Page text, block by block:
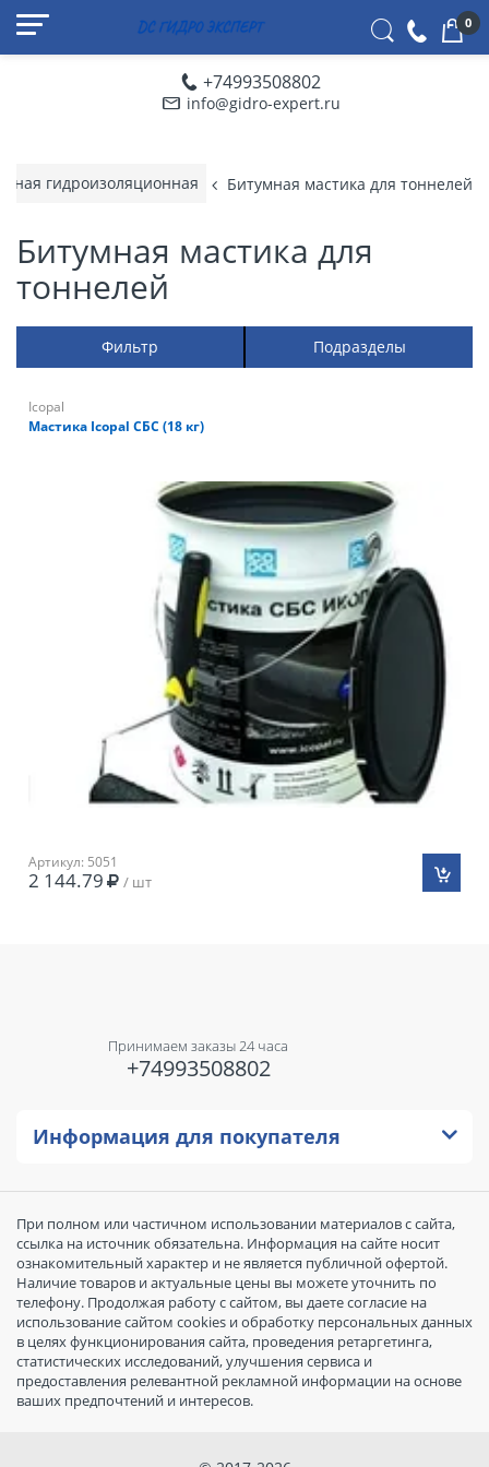
+74993508802
info@gidro-expert.ru
0
гидроизоляционная Битумная мастика для тоннелей
Битумная мастика для
тоннелей
Фильтр Подразделы
Icopal
Мастика Icopal СБС (18 кг)
Артикул: 5051
2 144.79 / шт
Принимаем заказы 24 часа
+74993508802
Информация для покупателя
При полном или частичном использовании материалов с сайта,
ссылка на источник обязательна. Информация на сайте носит
ознакомительный характер и не является публичной офертой.
Наличие товаров и актуальные цены вы можете уточнить по
телефону. Продолжая работу с сайтом, вы даете согласие на
использование сайтом cookies и обработку персональных данных
в целях функционирования сайта, проведения ретаргетинга,
статистических исследований, улучшения сервиса и
предоставления релевантной рекламной информации на основе
ваших предпочтений и интересов.